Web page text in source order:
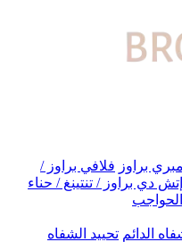
براوز فلافي براوز /
إتش دي براوز / تنتينغ / حناء
الدائم تحييد الشفاه